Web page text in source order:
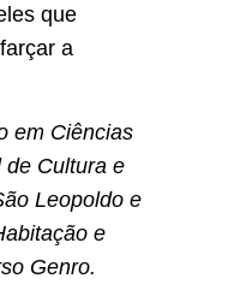
que
a
em Ciências
de Cultura e
Leopoldo e
e
Genro.